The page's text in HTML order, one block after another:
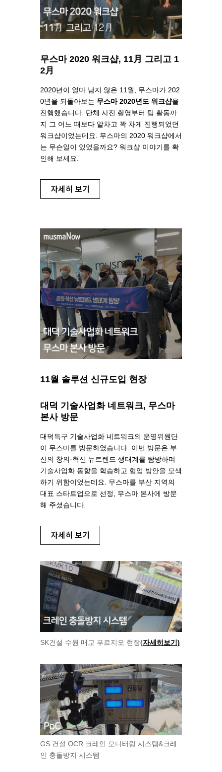
무스마 2020 워크샵, 11月 그리고 1
2月
2020년이 얼마 남지 않은 11월, 무스마가 202
0년을 되돌아보는 무스마 2020년도 워크샵을
진행했습니다. 단체 사진 촬영부터 팀 활동까
지 그 어느 때보다 알차고 꽉 차게 진행되었던
워크샵이었는데요. 무스마의 2020 워크샵에서
는 무슨일이 있었을까요? 워크샵 이야기를 확
인해 보세요.
자세히 보기
11월 솔루션 신규도입 현장
대덕 기술사업화 네트워크, 무스마
본사 방문
대덕특구 기술사업화 네트워크의 운영위원단
이 무스마를 방문하였습니다. 이번 방문은 부
산의 창의·혁신 뉴트렌드 생태계를 탐방하며
기술사업화 동향을 학습하고 협업 방안을 모색
하기 위함이었는데요. 무스마를 부산 지역의
대표 스타트업으로 선정, 무스마 본사에 방문
해 주셨습니다.
자세히 보기
SK건설 수원 매교 푸르지오 현장(자세히보기)
GS 건설 OCR 크레인 모니터링 시스템&크레
인 충돌방지 시스템